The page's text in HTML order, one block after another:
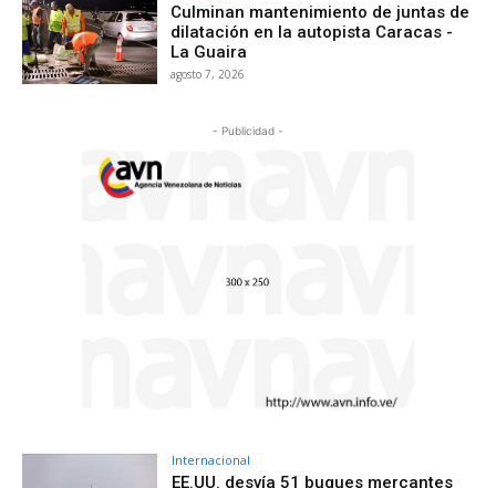
Culminan mantenimiento de juntas de
dilatación en la autopista Caracas -
La Guaira
agosto 7, 2026
- Publicidad -
Internacional
EE.UU. desvía 51 buques mercantes